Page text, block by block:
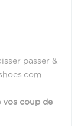
passer &
vos coup de